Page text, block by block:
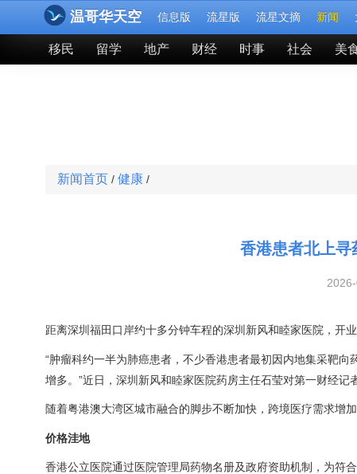
温哥华天空 信息版 流星版 流星文摘 新闻
移民 留学 地产 财经 时事 社会 美
新闻首页 / 健康 /
香港患者北上
距离深圳福田口岸约十多分钟车程的深圳新风和睦家医院，开
“肿瘤科约一半为肺癌患者，不少香港患者最初因内地集采靶
增多。”近日，深圳新风和睦家医院药房主任石莹对第一财经记
随着粤港澳大湾区城市融合的脚步不断加快，跨境医疗需求增
价格洼地
香港公立医院通过医院管理局药物名册及政府资助机制，为符